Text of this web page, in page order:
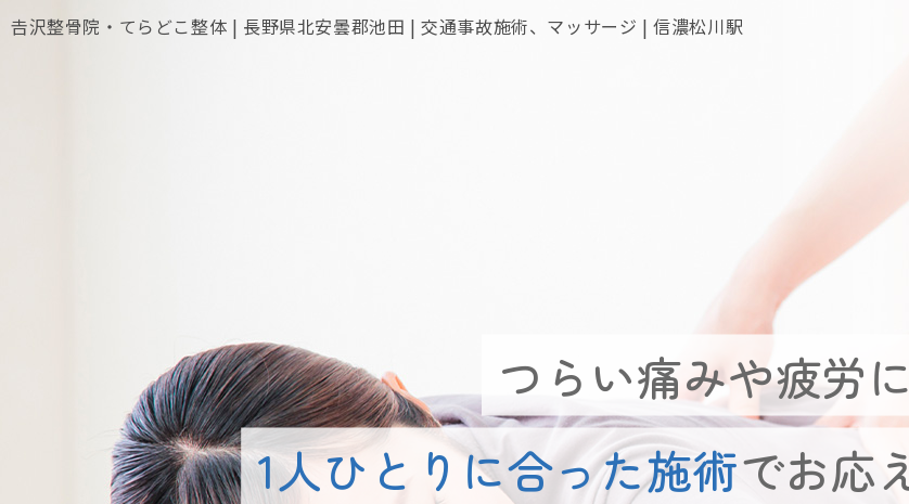
つらい痛みや疲労に
1人ひとりに合った施術でお応
𠮷沢整骨院・てらどこ整体 | 長野県北安曇郡池田 | 交通事故施術、マッサージ | 信濃松川駅